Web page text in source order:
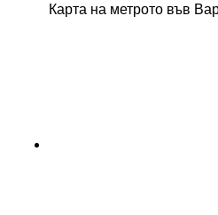
Карта на метрото във